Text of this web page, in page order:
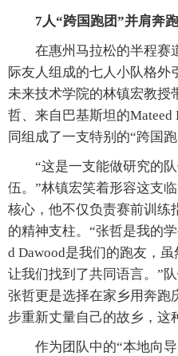
7人“跨国跑团”并肩奔跑
在惠州马拉松的半程赛
际友人组成的七人小队格外
未来技术学院的林镇宏教授
哲、来自巴基斯坦的
同组成了一支特别的“跨国跑
“这是一支能做研究的队
伍。”林镇宏笑着形容这支
核心，他不仅负责赛前训练
的精神支柱。“张哲是我的
d Dawood是我们的跑友，
让我们找到了共同语言。”
张哲更是选择在家乡用奔跑
步重新丈量自己的故乡，这
作为团队中的“本地向导